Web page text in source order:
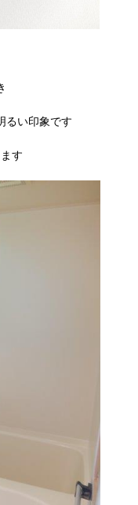
るい印象です
す